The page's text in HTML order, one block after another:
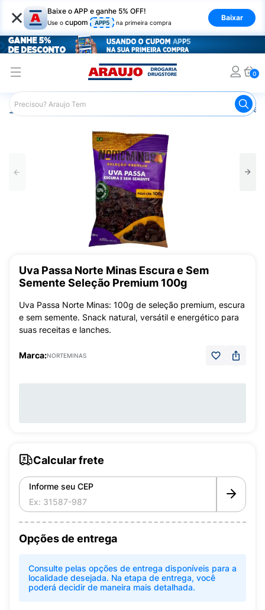
× Baixe o APP e ganhe 5% OFF!
Use o cupom APP5 na primeira compra
Baixar
0
Araujo Nutrição Saudável
Uva Passa Norte Minas Escura e Sem
Semente Seleção Premium 100g
Uva Passa Norte Minas: 100g de seleção premium, escura
e sem semente. Snack natural, versátil e energético para
suas receitas e lanches.
Marca:NORTEMINAS
Calcular frete
Informe seu CEP
Opções de entrega
Consulte pelas opções de entrega disponíveis para a
localidade desejada. Na etapa de entrega, você
poderá decidir de maneira mais detalhada.